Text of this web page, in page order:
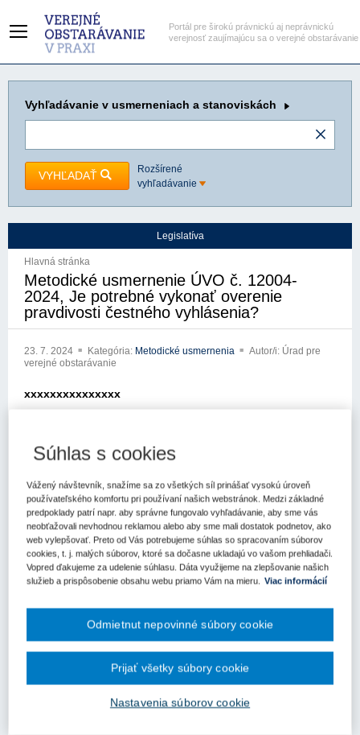
Portál pre širokú právnickú aj neprávnickú
verejnosť zaujímajúcu sa o verejné obstarávanie
Vyhľadávanie v usmerneniach a stanoviskách
VYHĽADAŤ
Rozšírené
vyhľadávanie
Legislatíva
Hlavná stránka
Metodické usmernenie ÚVO č. 12004-
2024, Je potrebné vykonať overenie
pravdivosti čestného vyhlásenia?
23. 7. 2024 Kategória: Metodické usmernenia
Autor/i: Úrad pre
verejné obstarávanie
xxxxxxxxxxxxxxx
xxxxx xxx xxxxxxx xxxxxxxxxxxx
xxxxxxxxxxx xxxxxxxxxx
xxx xxxxxxxxxx xxx xx xxxxxxxxxxxxxxx xxxxxxxxného
systému eForms, obrátili na Úrad pre verejné obstarávanie (ďalej
len „úrad“) so žiadosťou o metodické usmernenie k aplikácii
zákona č. 343/2015 Zxxx x xxxxxxxx xxxxxxxxxxx x x xxxxx x
xxxxxxxx xxxxxxxxxx xxxxxxx x xxxxx xxxxxxx xx xxxxxxxxxx
xxxxxx xxx xxxxxx x xxxxxxxx xxxxxxxxxxxxxx
xxxx xxxdosť sa týka aplikácie ustanovení § 32 ods. 7 a § 32 ods.
8 zákona o verejnom obstarávaní. Tieto ustanovenia znejú, cit.:
(7) Podmienky účasti podľa odsxxx x xxxxx xx xxxx xxxxxx xx
xxx xxxxx xxx xxxxx xxxxx xxxxxx x xxxxx xxx xx xxxx xxxxx
xxxxxxxxx x xospodárskom subjekte, ktorý sa chce zúčastniť
Súhlas s cookies
Vážený návštevník, snažíme sa zo všetkých síl prinášať vysokú úroveň
používateľského komfortu pri používaní našich webstránok. Medzi základné
predpoklady patrí napr. aby správne fungovalo vyhľadávanie, aby sme vás
neobťažovali nevhodnou reklamou alebo aby sme mali dostatok podnetov, ako
web vylepšovať. Preto od Vás potrebujeme súhlas so spracovaním súborov
cookies, t. j. malých súborov, ktoré sa dočasne ukladajú vo vašom prehliadači.
Vopred ďakujeme za udelenie súhlasu. Dáta využijeme na zlepšovanie našich
služieb a prispôsobenie obsahu webu priamo Vám na mieru.
Viac informácií
Nastavenia súborov cookie
Odmietnut nepovinné súbory cookie
Prijať všetky súbory cookie